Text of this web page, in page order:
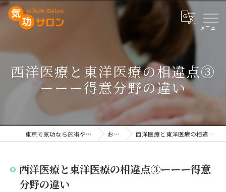
西洋医療と東洋医療の相違点③
ーーー得意分野の違い
東京で気功なら施術や講座を行う気功サロン お知らせ 西洋医療と東洋医療の相違点③ーーー得意分野の違い
西洋医療と東洋医療の相違点③ーーー得意
分野の違い